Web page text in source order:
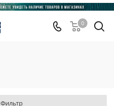
0
Фильтр